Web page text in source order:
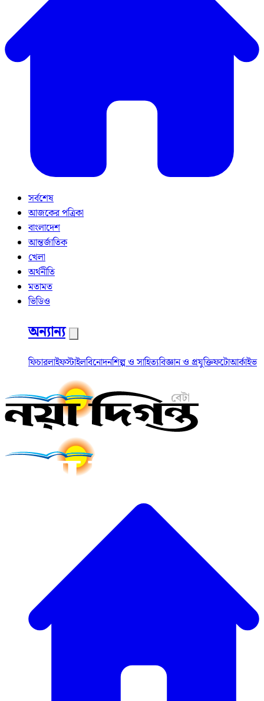
সর্বশেষ
আজকের পত্রিকা
বাংলাদেশ
আন্তর্জাতিক
খেলা
অর্থনীতি
মতামত
ভিডিও
অন্যান্য
ফিচারলাইফস্টাইলবিনোদনশিল্প ও সাহিত্যবিজ্ঞান ও প্রযুক্তিফটোআর্কাইভ